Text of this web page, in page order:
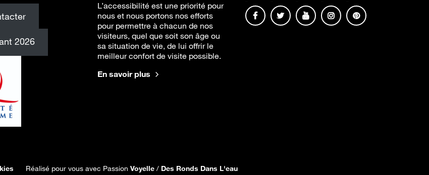
2026
L’accessibilité est une priorité pour
nous et nous portons nos efforts
pour permettre à chacun de nos
visiteurs, quel que soit son âge ou
sa situation de vie, de lui offrir le
meilleur confort de visite possible.
En savoir plus
Réalisé pour vous avec Passion Voyelle / Des Ronds Dans L'eau